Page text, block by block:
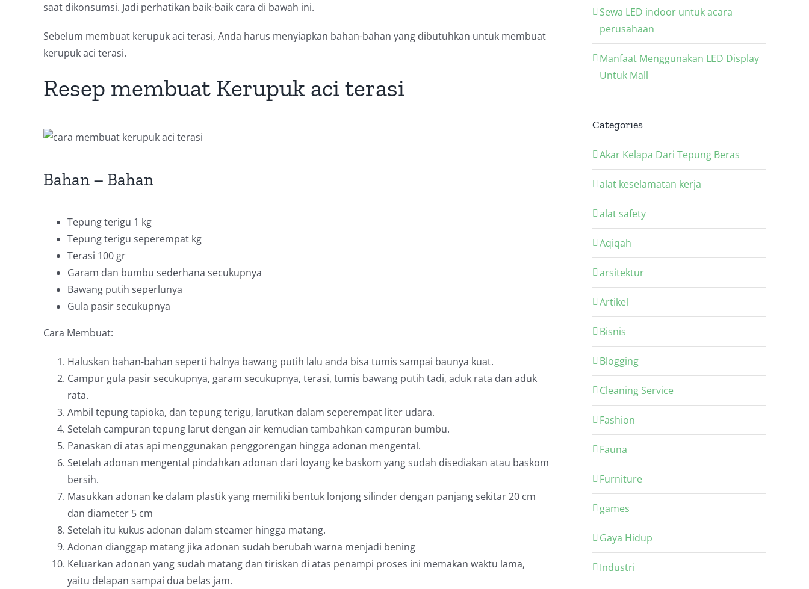
saat dikonsumsi. Jadi perhatikan baik-baik cara di bawah ini.
Sebelum membuat kerupuk aci terasi, Anda harus menyiapkan bahan-bahan yang dibutuhkan untuk membuat
kerupuk aci terasi.
Resep membuat Kerupuk aci terasi
Bahan – Bahan
Tepung terigu 1 kg
Tepung terigu seperempat kg
Terasi 100 gr
Garam dan bumbu sederhana secukupnya
Bawang putih seperlunya
Gula pasir secukupnya
Cara Membuat:
Haluskan bahan-bahan seperti halnya bawang putih lalu anda bisa tumis sampai baunya kuat.
Campur gula pasir secukupnya, garam secukupnya, terasi, tumis bawang putih tadi, aduk rata dan aduk
rata.
Ambil tepung tapioka, dan tepung terigu, larutkan dalam seperempat liter udara.
Setelah campuran tepung larut dengan air kemudian tambahkan campuran bumbu.
Panaskan di atas api menggunakan penggorengan hingga adonan mengental.
Setelah adonan mengental pindahkan adonan dari loyang ke baskom yang sudah disediakan atau baskom
bersih.
Masukkan adonan ke dalam plastik yang memiliki bentuk lonjong silinder dengan panjang sekitar 20 cm
dan diameter 5 cm
Setelah itu kukus adonan dalam steamer hingga matang.
Adonan dianggap matang jika adonan sudah berubah warna menjadi bening
Keluarkan adonan yang sudah matang dan tiriskan di atas penampi proses ini memakan waktu lama,
yaitu delapan sampai dua belas jam.
Sewa LED indoor untuk acara
perusahaan
Manfaat Menggunakan LED Display
Untuk Mall
Categories
Akar Kelapa Dari Tepung Beras
alat keselamatan kerja
alat safety
Aqiqah
arsitektur
Artikel
Bisnis
Blogging
Cleaning Service
Fashion
Fauna
Furniture
games
Gaya Hidup
Industri